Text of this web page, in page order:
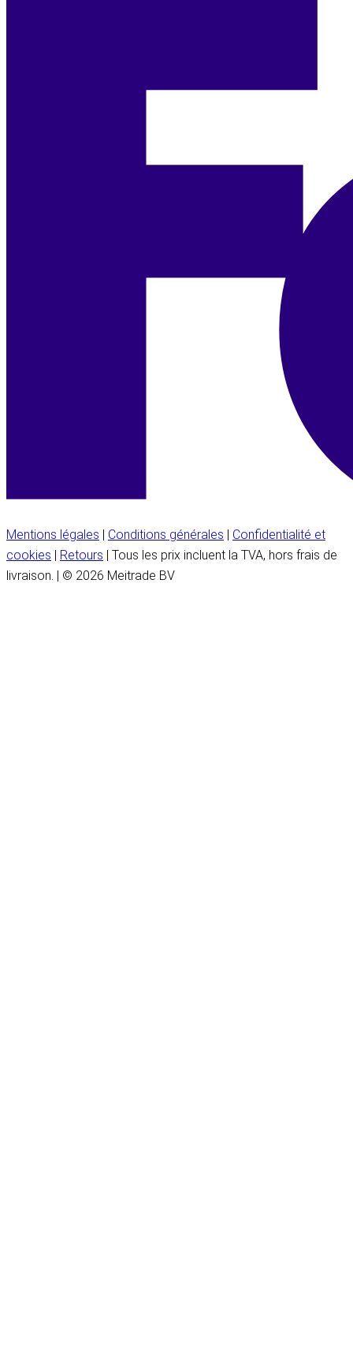
Mentions légales | Conditions générales | Confidentialité et
cookies | Retours | Tous les prix incluent la TVA, hors frais de
livraison. | © 2026 Meitrade BV